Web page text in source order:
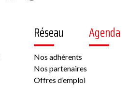
Réseau
Nos adhérents
Nos partenaires
Offres d’emploi
Agenda